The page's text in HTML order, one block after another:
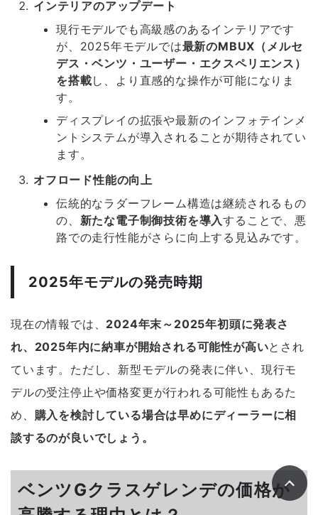
インテリアのアップデート
現行モデルでも高級感のあるインテリアです
が、2025年モデルでは最新のMBUX（メルセ
デス・ベンツ・ユーザー・エクスペリエンス）
を搭載し、より直感的な操作が可能になりま
す。
ディスプレイの拡張や最新のインフォテインメ
ントシステムが導入されることが期待されてい
ます。
オフロード性能の向上
伝統的なラダーフレーム構造は継続されるもの
の、 新たな電子制御技術を導入することで、悪
路での走行性能がさらに向上する見込みです。
2025年モデルの発売時期
現在の情報では、 2024年末～2025年初頭に発表さ
れ、2025年内に納車が開始される可能性が高いとされ
ています。ただし、新型モデルの発表に伴い、現行モ
デルの受注停止や価格変更が行われる可能性もあるた
め、 購入を検討している場合は早めにディーラーに相
談するのが良いでしょう。
ベンツGクラスゲレンデの価格が